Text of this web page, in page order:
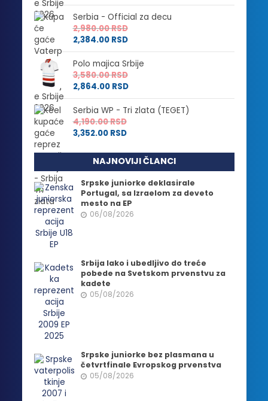
Serbia - Official za decu
2,980.00RSD
2,384.00 RSD
Polo majica Srbije
3,580.00RSD
2,864.00 RSD
Serbia WP - Tri zlata (TEGET)
4,190.00RSD
3,352.00 RSD
NAJNOVIJI ČLANCI
Srpske juniorke deklasirale
Portugal, sa Izraelom za deveto
mesto na EP
06/08/2026
Srbija lako i ubedljivo do treće
pobede na Svetskom prvenstvu za
kadete
05/08/2026
Srpske juniorke bez plasmana u
četvrtfinale Evropskog prvenstva
05/08/2026